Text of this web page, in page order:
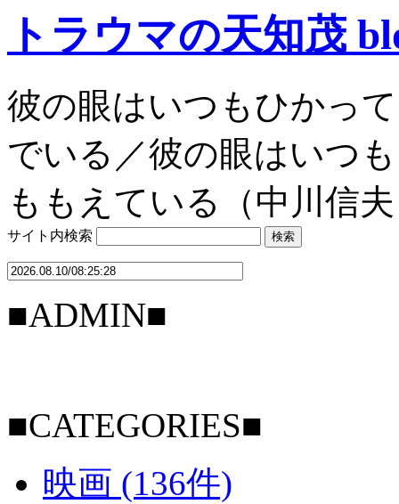
トラウマの天知茂
彼の眼はいつもひかっ
でいる／彼の眼はいつ
ももえている（中川信
サイト内検索
■ADMIN■
■CATEGORIES■
映画 (136件)